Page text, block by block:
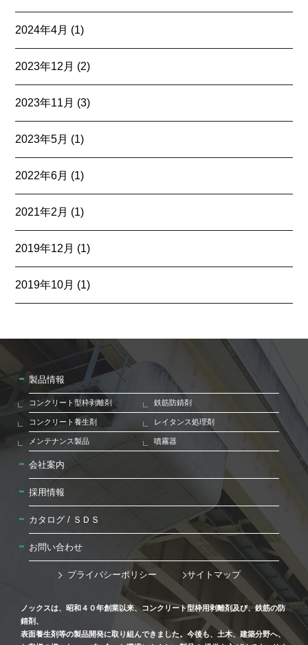
2024年4月 (1)
2023年12月 (2)
2023年11月 (3)
2023年5月 (1)
2022年6月 (1)
2021年2月 (1)
2019年12月 (1)
2019年10月 (1)
製品情報
コンクリート型枠剥離剤 鉄筋防錆剤
コンクリート養生剤 レイタンス処理剤
メンテナンス製品 噴霧器
会社案内
採用情報
カタログ / ＳＤＳ
お問い合わせ
プライバシーポリシー サイトマップ
ノックスは、昭和４０年創業以来、コンクリート型枠用剥離剤及び、鉄筋の防
錆剤、
表面養生剤等の製品開発に取り組んできました。今後も、土木、建築分野へ、